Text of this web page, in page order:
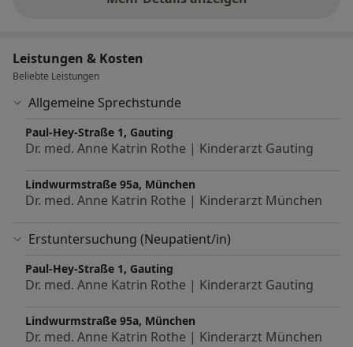
über Erfahrungen
Leistungen & Kosten
Beliebte Leistungen
Allgemeine Sprechstunde
Paul-Hey-Straße 1, Gauting
Dr. med. Anne Katrin Rothe | Kinderarzt Gauting
Lindwurmstraße 95a, München
Dr. med. Anne Katrin Rothe | Kinderarzt München
Erstuntersuchung (Neupatient/in)
Paul-Hey-Straße 1, Gauting
Dr. med. Anne Katrin Rothe | Kinderarzt Gauting
Lindwurmstraße 95a, München
Dr. med. Anne Katrin Rothe | Kinderarzt München